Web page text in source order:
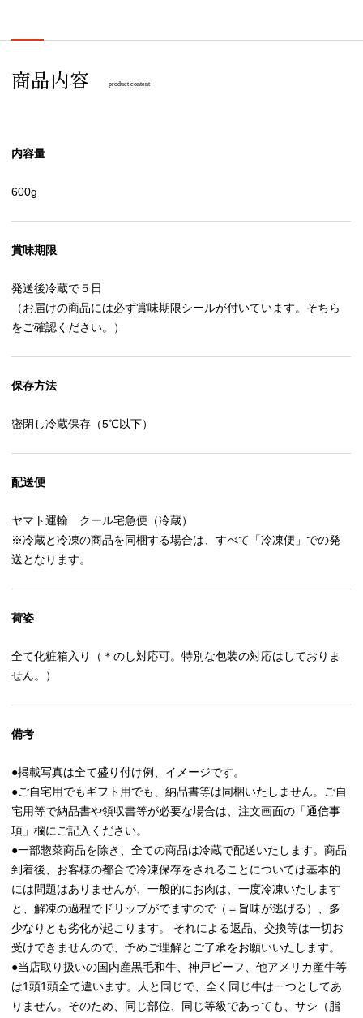
商品内容 product content
内容量
600g
賞味期限
発送後冷蔵で５日
（お届けの商品には必ず賞味期限シールが付いています。そちら
をご確認ください。）
保存方法
密閉し冷蔵保存（5℃以下）
配送便
ヤマト運輸 クール宅急便（冷蔵）
※冷蔵と冷凍の商品を同梱する場合は、すべて「冷凍便」での発
送となります。
荷姿
全て化粧箱入り（＊のし対応可。特別な包装の対応はしておりま
せん。）
備考
●掲載写真は全て盛り付け例、イメージです。
●ご自宅用でもギフト用でも、納品書等は同梱いたしません。ご自
宅用等で納品書や領収書等が必要な場合は、注文画面の「通信事
項」欄にご記入ください。
●一部惣菜商品を除き、全ての商品は冷蔵で配送いたします。商品
到着後、お客様の都合で冷凍保存をされることについては基本的
には問題はありませんが、一般的にお肉は、一度冷凍いたします
と、解凍の過程でドリップがでますので（＝旨味が逃げる）、多
少なりとも劣化が起こります。 それによる返品、交換等は一切お
受けできませんので、予めご理解とご了承をお願いいたします。
●当店取り扱いの国内産黒毛和牛、神戸ビーフ、他アメリカ産牛等
は1頭1頭全て違います。人と同じで、全く同じ牛は一つとしてあ
りません。そのため、同じ部位、同じ等級であっても、サシ（脂